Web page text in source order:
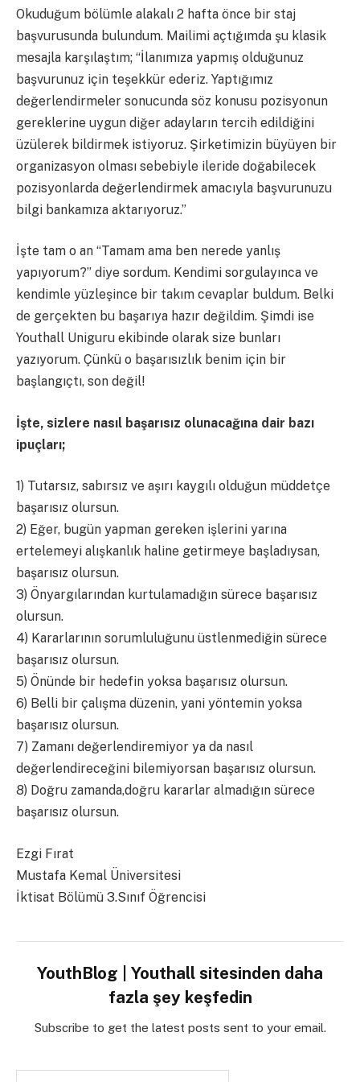
Okuduğum bölümle alakalı 2 hafta önce bir staj
başvurusunda bulundum. Mailimi açtığımda şu klasik
mesajla karşılaştım; “İlanımıza yapmış olduğunuz
başvurunuz için teşekkür ederiz. Yaptığımız
değerlendirmeler sonucunda söz konusu pozisyonun
gereklerine uygun diğer adayların tercih edildiğini
üzülerek bildirmek istiyoruz. Şirketimizin büyüyen bir
organizasyon olması sebebiyle ileride doğabilecek
pozisyonlarda değerlendirmek amacıyla başvurunuzu
bilgi bankamıza aktarıyoruz.”
İşte tam o an “Tamam ama ben nerede yanlış
yapıyorum?” diye sordum. Kendimi sorgulayınca ve
kendimle yüzleşince bir takım cevaplar buldum. Belki
de gerçekten bu başarıya hazır değildim. Şimdi ise
Youthall Uniguru ekibinde olarak size bunları
yazıyorum. Çünkü o başarısızlık benim için bir
başlangıçtı, son değil!
İşte, sizlere nasıl başarısız olunacağına dair bazı
ipuçları;
1) Tutarsız, sabırsız ve aşırı kaygılı olduğun müddetçe
başarısız olursun.
2) Eğer, bugün yapman gereken işlerini yarına
ertelemeyi alışkanlık haline getirmeye başladıysan,
başarısız olursun.
3) Önyargılarından kurtulamadığın sürece başarısız
olursun.
4) Kararlarının sorumluluğunu üstlenmediğin sürece
başarısız olursun.
5) Önünde bir hedefin yoksa başarısız olursun.
6) Belli bir çalışma düzenin, yani yöntemin yoksa
başarısız olursun.
7) Zamanı değerlendiremiyor ya da nasıl
değerlendireceğini bilemiyorsan başarısız olursun.
8) Doğru zamanda,doğru kararlar almadığın sürece
başarısız olursun.
Ezgi Fırat
Mustafa Kemal Üniversitesi
İktisat Bölümü 3.Sınıf Öğrencisi
YouthBlog | Youthall sitesinden daha
fazla şey keşfedin
Subscribe to get the latest posts sent to your email.
E-postanızı yazın…